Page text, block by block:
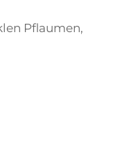
Pflaumen,